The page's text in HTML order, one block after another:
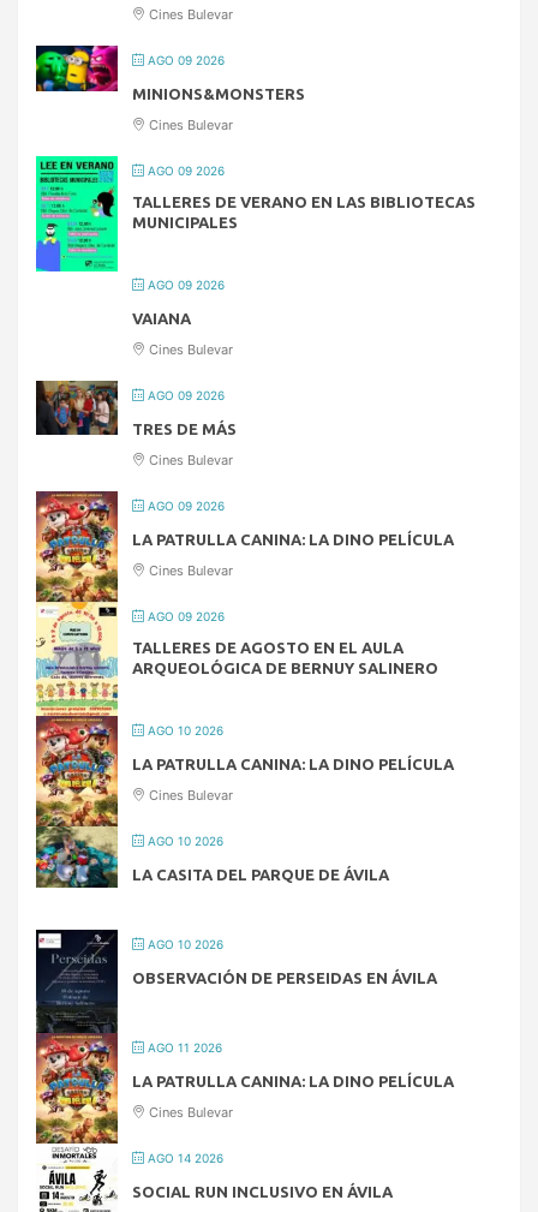
Cines Bulevar
AGO 09 2026
MINIONS&MONSTERS
Cines Bulevar
AGO 09 2026
TALLERES DE VERANO EN LAS BIBLIOTECAS
MUNICIPALES
AGO 09 2026
VAIANA
Cines Bulevar
AGO 09 2026
TRES DE MÁS
Cines Bulevar
AGO 09 2026
LA PATRULLA CANINA: LA DINO PELÍCULA
Cines Bulevar
AGO 09 2026
TALLERES DE AGOSTO EN EL AULA
ARQUEOLÓGICA DE BERNUY SALINERO
AGO 10 2026
LA PATRULLA CANINA: LA DINO PELÍCULA
Cines Bulevar
AGO 10 2026
LA CASITA DEL PARQUE DE ÁVILA
AGO 10 2026
OBSERVACIÓN DE PERSEIDAS EN ÁVILA
AGO 11 2026
LA PATRULLA CANINA: LA DINO PELÍCULA
Cines Bulevar
AGO 14 2026
SOCIAL RUN INCLUSIVO EN ÁVILA